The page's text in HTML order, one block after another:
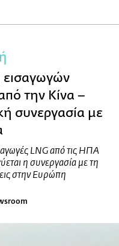
την Κίνα –
συνεργασία με
LNG από τις ΗΠΑ
η συνεργασία με τη
στην Ευρώπη